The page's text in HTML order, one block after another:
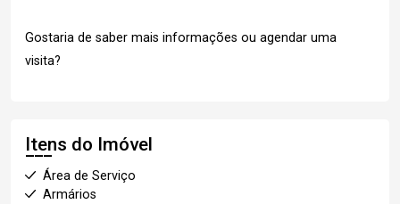
Gostaria de saber mais informações ou agendar uma
visita?
Itens do Imóvel
Área de Serviço
Armários